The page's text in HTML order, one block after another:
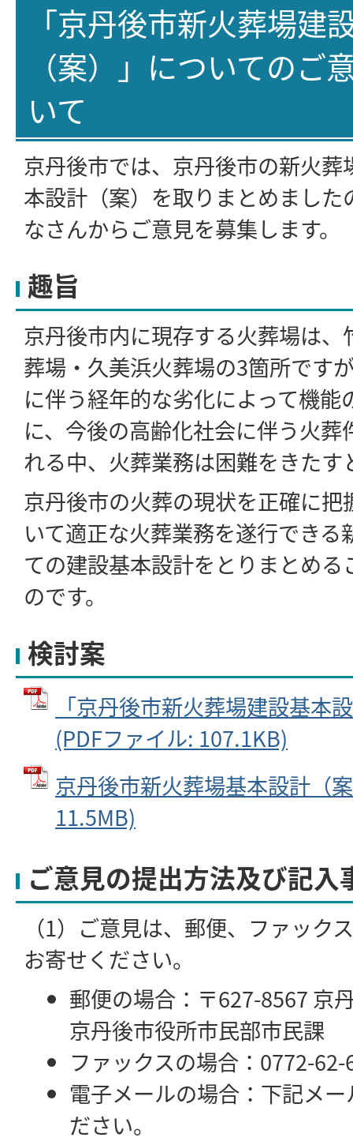
「京丹後市新火葬場建
（案）」についてのご
いて
京丹後市では、京丹後市の新火葬
本設計（案）を取りまとめました
なさんからご意見を募集します。
趣旨
京丹後市内に現存する火葬場は
葬場・久美浜火葬場の3箇所です
に伴う経年的な劣化によって機能
に、今後の高齢化社会に伴う火
れる中、火葬業務は困難をきたす
京丹後市の火葬の現状を正確に
いて適正な火葬業務を遂行できる
ての建設基本設計をとりまとめ
のです。
検討案
「京丹後市新火葬場建設基本
(PDFファイル: 107.1KB)
京丹後市新火葬場基本設計（
11.5MB)
ご意見の提出方法及び記入
（1）ご意見は、郵便、ファック
お寄せください。
郵便の場合：〒627-8567 京
京丹後市役所市民部市民課
ファックスの場合：0772-62-
電子メールの場合：下記メ
ださい。